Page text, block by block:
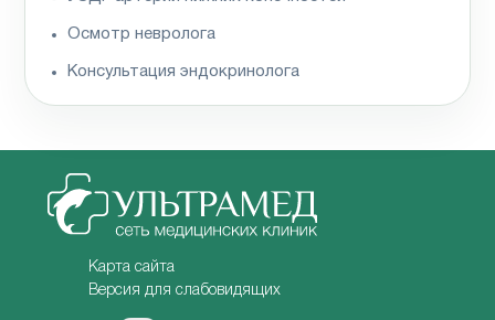
Осмотр невролога
Консультация эндокринолога
Карта сайта
Версия для слабовидящих